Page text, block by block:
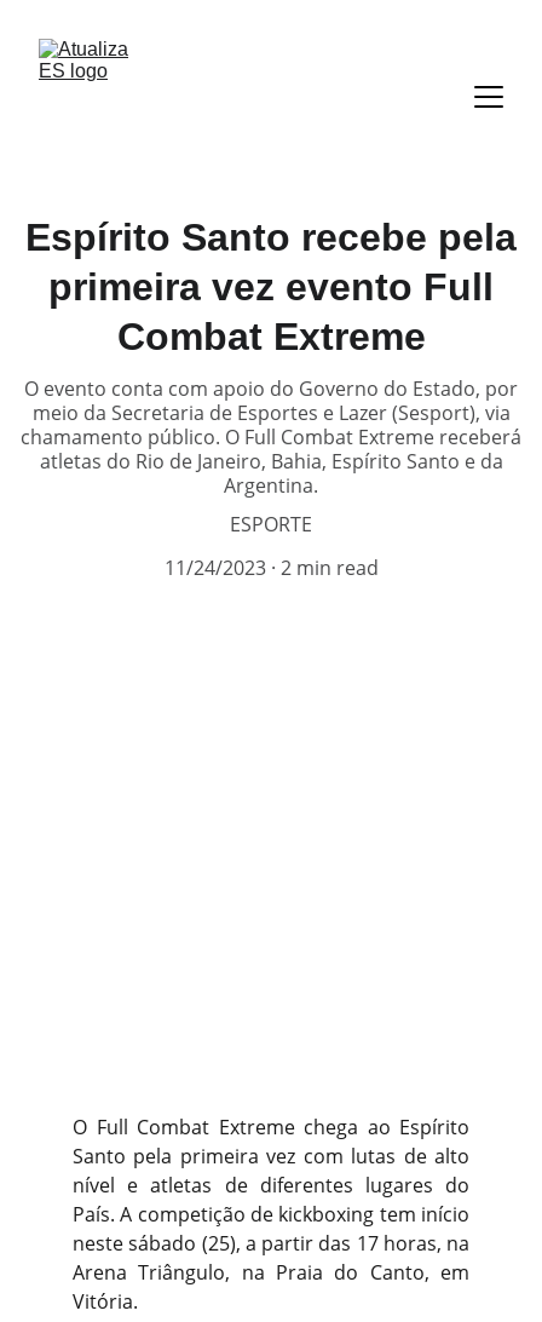
Espírito Santo recebe pela
primeira vez evento Full
Combat Extreme
O evento conta com apoio do Governo do Estado, por
meio da Secretaria de Esportes e Lazer (Sesport), via
chamamento público. O Full Combat Extreme receberá
atletas do Rio de Janeiro, Bahia, Espírito Santo e da
Argentina.
ESPORTE
11/24/2023 2 min read
O Full Combat Extreme chega ao Espírito
Santo pela primeira vez com lutas de alto
nível e atletas de diferentes lugares do
País. A competição de kickboxing tem início
neste sábado (25), a partir das 17 horas, na
Arena Triângulo, na Praia do Canto, em
Vitória.